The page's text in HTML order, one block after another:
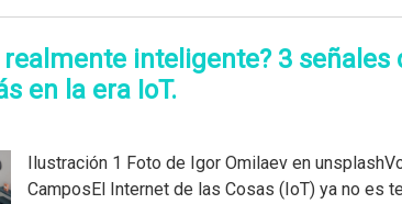
inteligente? 3
en la era IoT.
Ilustración 1 Foto de Igor Omilaev en
CamposEl Internet de las Cosas (IoT) ya no es